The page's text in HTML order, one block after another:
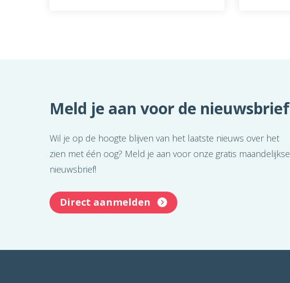
Meld je aan voor de nieuwsbrief
Wil je op de hoogte blijven van het laatste nieuws over het
zien met één oog? Meld je aan voor onze gratis maandelijkse
nieuwsbrief!
Direct aanmelden